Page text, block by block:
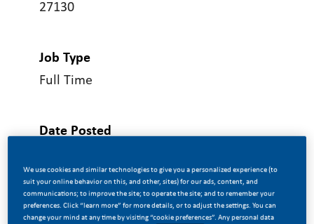
27130
Job Type
Full Time
Date Posted
We use cookies and similar technologies to give you a personalized experience (to
suit your online behavior on this, and other, sites) for our ads, content, and
communications; to improve the site; to operate the site; and to remember your
preferences. Click “learn more” for more details, or to adjust the settings. You can
change your mind at any time by visiting “cookie preferences”. Any personal data